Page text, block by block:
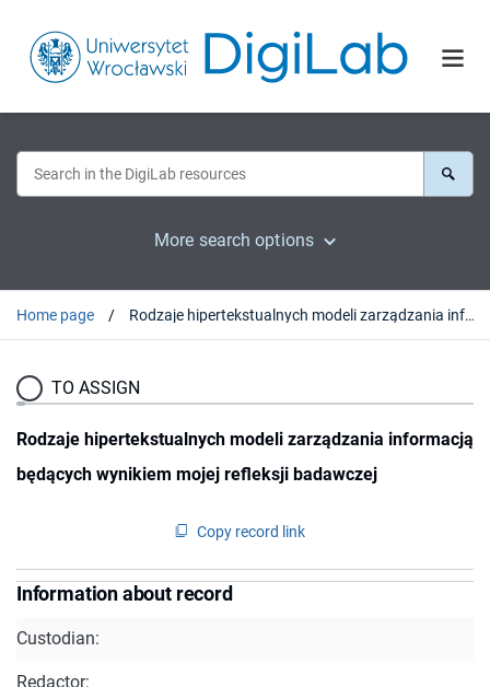
More search options
Home page Rodzaje hipertekstualnych modeli zarządzania informacją będących wynikiem mojej refleksji badawczej
TO ASSIGN
Rodzaje hipertekstualnych modeli zarządzania informacją
będących wynikiem mojej refleksji badawczej
Copy record link
Information about record
Custodian:
Redactor: